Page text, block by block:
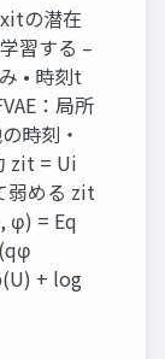
の潜在
習する –
• 時刻t
：局所
時刻・
zit = Ui
弱める zit
φ) = Eq
+ log